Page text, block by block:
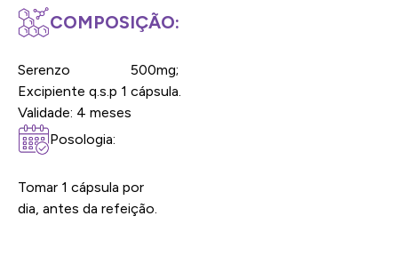
COMPOSIÇÃO:
Serenzo 500mg;
Excipiente q.s.p 1 cápsula.
Validade: 4 meses
Posologia:
Tomar 1 cápsula por
dia, antes da refeição.